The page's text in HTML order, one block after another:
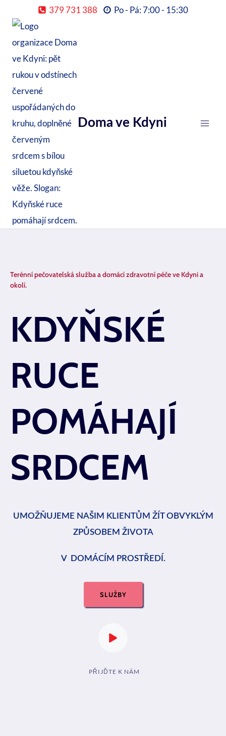
obsah
379 731 388 Po - Pá: 7:00 - 15:30
Doma ve Kdyni
Terénní pečovatelská služba a domácí zdravotní péče ve Kdyni a
okolí.
KDYŇSKÉ
RUCE
POMÁHAJÍ
SRDCEM
UMOŽŇUJEME NAŠIM KLIENTŮM ŽÍT OBVYKLÝM
ZPŮSOBEM ŽIVOTA
V DOMÁCÍM PROSTŘEDÍ.
SLUŽBY
PŘIJĎTE K NÁM